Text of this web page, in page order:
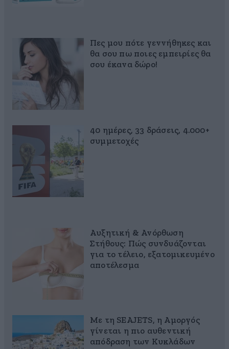
Πες μου πότε γεννήθηκες και
θα σου πω ποιες εμπειρίες θα
σου έκανα δώρο!
40 ημέρες, 33 δράσεις, 4.000+
συμμετοχές
Αυξητική & Ανόρθωση
Στήθους: Πώς συνδυάζονται
για το τέλειο, εξατομικευμένο
αποτέλεσμα
Με τη SEAJETS, η Αμοργός
γίνεται η πιο αυθεντική
απόδραση των Κυκλάδων